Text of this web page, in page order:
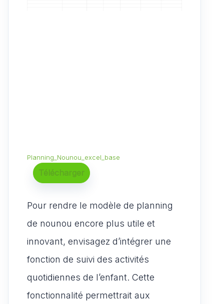
Planning_Nounou_excel_base
Télécharger
Pour rendre le modèle de planning
de nounou encore plus utile et
innovant, envisagez d’intégrer une
fonction de suivi des activités
quotidiennes de l’enfant. Cette
fonctionnalité permettrait aux